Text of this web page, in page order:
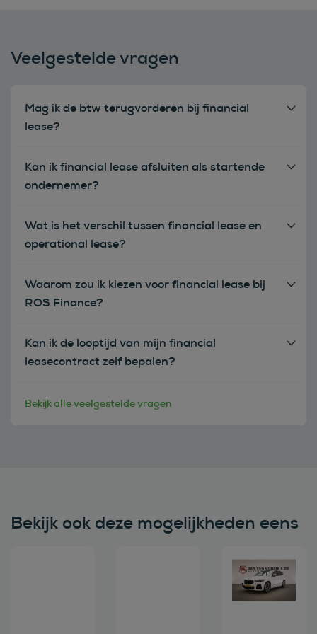
Veelgestelde vragen
Mag ik de btw terugvorderen bij financial
lease?
Kan ik financial lease afsluiten als startende
ondernemer?
Wat is het verschil tussen financial lease en
operational lease?
Waarom zou ik kiezen voor financial lease bij
ROS Finance?
Kan ik de looptijd van mijn financial
leasecontract zelf bepalen?
Bekijk alle veelgestelde vragen
Bekijk ook deze mogelijkheden eens
Bekijk deze